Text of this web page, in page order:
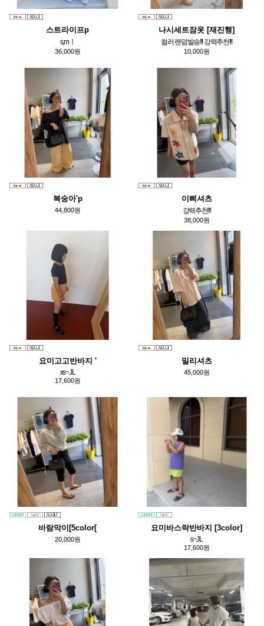
스트라이프p
s,mㅣ
36,000원
나시세트잠옷 [재진행]
컬러 랜덤발송!!! 강력추천!!!
10,000원
복숭아'p
44,800원
이삐셔츠
강력추천!!!
38,000원
요미고고반바지 '
xs~JL
17,600원
밀리셔츠
45,000원
바람막이[5color[
20,000원
요미바스락반바지 [3color]
s~JL
17,600원